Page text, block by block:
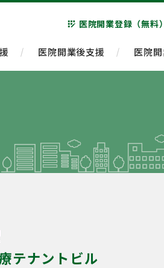
app_registration 医院開業登録（無料）
医院開業後支援 医院
テナントビル